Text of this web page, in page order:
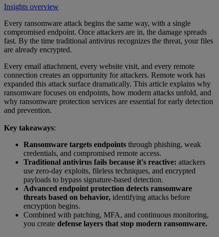
Insights overview
Every ransomware attack begins the same way, with a single
compromised endpoint. Once attackers are in, the damage spreads
fast. By the time traditional antivirus recognizes the threat, your files
are already encrypted.
Every email attachment, every website visit, and every remote
connection creates an opportunity for attackers. Remote work has
expanded this attack surface dramatically. This article explains why
ransomware focuses on endpoints, how modern attacks unfold, and
why ransomware protection services are essential for early detection
and prevention.
Key takeaways:
Ransomware targets endpoints through phishing, weak
credentials, and compromised remote access.
Traditional antivirus fails because it's reactive: attackers
use zero-day exploits, fileless techniques, and encrypted
payloads to bypass signature-based detection.
Advanced endpoint protection detects ransomware
threats based on behavior, identifying attacks before
encryption begins.
Combined with patching, MFA, and continuous monitoring,
you create defense layers that stop modern ransomware.